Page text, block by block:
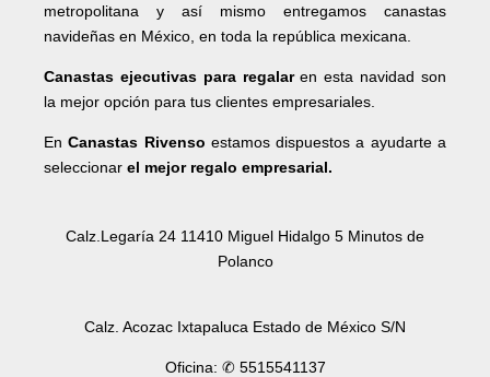
metropolitana y así mismo entregamos canastas
navideñas en México, en toda la república mexicana.
Canastas ejecutivas para regalaren esta navidad son
la mejor opción para tus clientes empresariales.
EnCanastas Rivenso estamos dispuestos a ayudarte a
seleccionar el mejor regalo empresarial.
Calz.Legaría 24 11410 Miguel Hidalgo 5 Minutos de
Polanco
Calz. Acozac Ixtapaluca Estado de México S/N
Oficina: ✆ 5515541137